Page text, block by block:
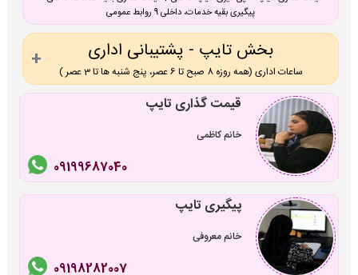
پیگیری بقیه خدمات، داخلی 9 روابط عمومی
بخش تایپ - پشتیبانی اداری
ساعات اداری (همه روزه 8 صبح تا 6 عصر، پنج شنبه ها تا 3 عصر )
قیمت گذاری تایپ
خانم کاظمی
09199687040
پیگیری تایپ
خانم معروفی
09198282007